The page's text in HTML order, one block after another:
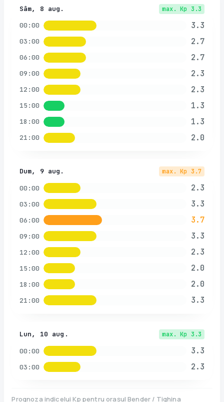
Sâm, 8 aug. max. Kp 3.3
00:00 3.3
03:00 2.7
06:00 2.7
09:00 2.3
12:00 2.3
15:00 1.3
18:00 1.3
21:00 2.0
Dum, 9 aug. max. Kp 3.7
00:00 2.3
03:00 3.3
06:00 3.7
09:00 3.3
12:00 2.3
15:00 2.0
18:00 2.0
21:00 3.3
Lun, 10 aug. max. Kp 3.3
00:00 3.3
03:00 2.3
Prognoza indicelui Kp pentru orașul Bender / Tighina